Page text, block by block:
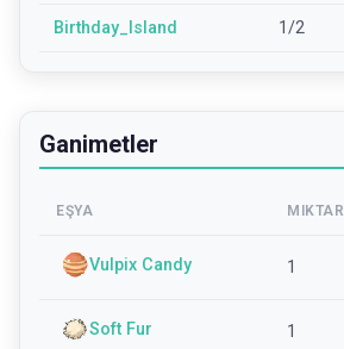
Birthday_Island 1/2
Ganimetler
EŞYA MIKTAR
Vulpix Candy 1
Soft Fur 1